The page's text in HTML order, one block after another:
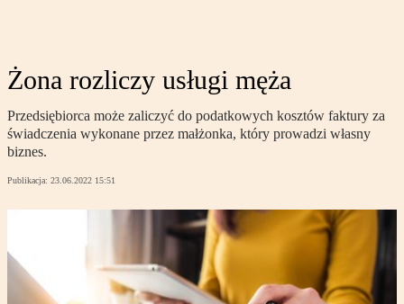
Żona rozliczy usługi męża
Przedsiębiorca może zaliczyć do podatkowych kosztów faktury za
świadczenia wykonane przez małżonka, który prowadzi własny
biznes.
Publikacja: 23.06.2022 15:51